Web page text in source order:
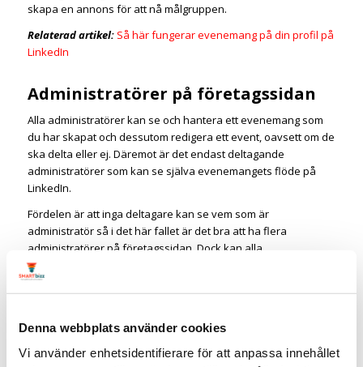
Denna webbplats använder cookies
Vi använder enhetsidentifierare för att anpassa innehållet
skapa en annons för att nå målgruppen.
Relaterad artikel: Så här fungerar evenemang på din profil på
LinkedIn
Administratörer på företagssidan
Alla administratörer kan se och hantera ett evenemang som
du har skapat och dessutom redigera ett event, oavsett om de
ska delta eller ej. Däremot är det endast deltagande
administratörer som kan se själva evenemangets flöde på
LinkedIn.
Fördelen är att inga deltagare kan se vem som är
administratör så i det här fallet är det bra att ha flera
administratörer på företagssidan. Dock kan alla
administratörer godkänna vem som ska få delta på
evenemanget men endast de administratörer som kommer att
delta får en avisering.
Tänk på att du inte kan ändra organisatör när du väl har
eventet.